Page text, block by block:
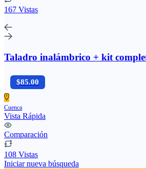
167 Vistas
Taladro inalámbrico + kit
$85.00
Cuenca
Vista Rápida
Comparación
108 Vistas
Iniciar nueva búsqueda